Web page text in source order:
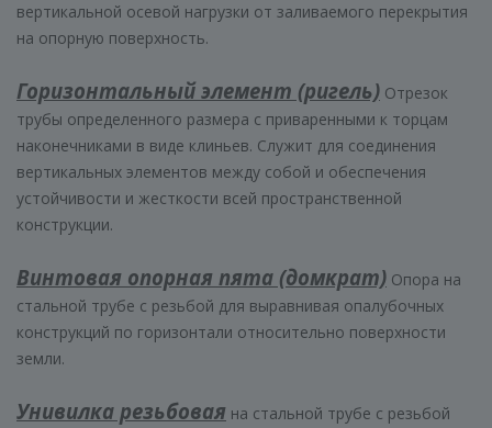
вертикальной осевой нагрузки от заливаемого перекрытия
на опорную поверхность.
Горизонтальный элемент (ригель) Отрезок
трубы определенного размера с приваренными к торцам
наконечниками в виде клиньев. Служит для соединения
вертикальных элементов между собой и обеспечения
устойчивости и жесткости всей пространственной
конструкции.
Винтовая опорная пята (домкрат) Опора на
стальной трубе с резьбой для выравнивая опалубочных
конструкций по горизонтали относительно поверхности
земли.
Унивилка резьбовая на стальной трубе с резьбой